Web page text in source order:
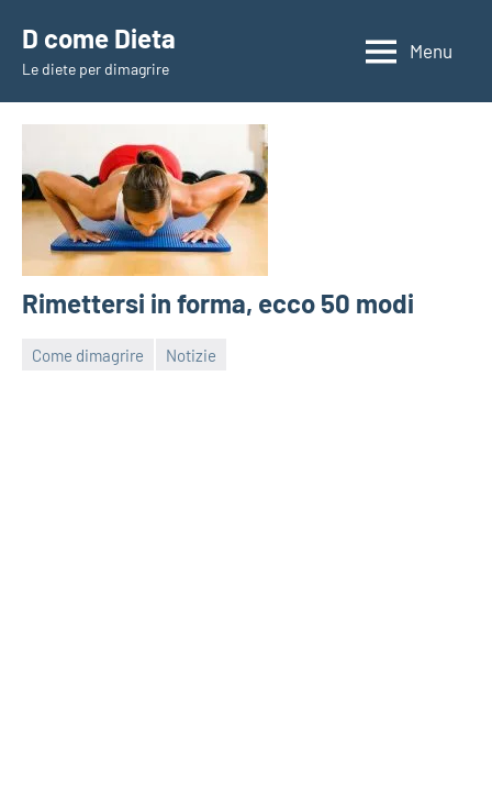
contenuto
D come Dieta
Le diete per dimagrire
Menu
Rimettersi in forma, ecco 50 modi
Come dimagrire Notizie